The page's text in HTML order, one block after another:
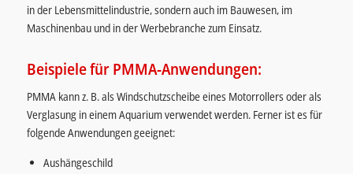
in der Lebensmittelindustrie, sondern auch im Bauwesen, im
Maschinenbau und in der Werbebranche zum Einsatz.
Beispiele für PMMA-Anwendungen:
PMMA kann z. B. als Windschutzscheibe eines Motorrollers oder als
Verglasung in einem Aquarium verwendet werden. Ferner ist es für
folgende Anwendungen geeignet:
Aushängeschild